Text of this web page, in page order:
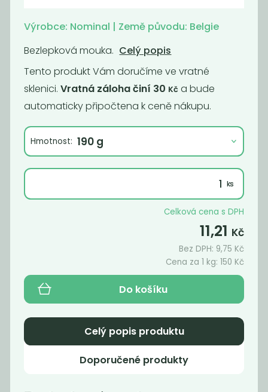
Puding
399
Puding
čokoládový BIO
399 / Kg
Výrobce: Nominal | Země původu: Belgie
Bezlepková mouka. Celý popis
Tento produkt Vám doručíme ve vratné
sklenici. Vratná záloha činí 30 Kč a bude
automaticky připočtena k ceně nákupu.
Hmotnost:
Celková cena s DPH
11,21 Kč
Bez DPH: 9,75 Kč
Cena za 1 kg:150 Kč
Do košíku
Celý popis produktu
Doporučené produkty